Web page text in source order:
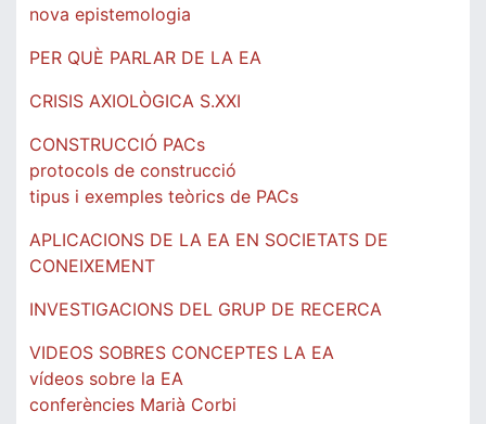
nova epistemologia
PER QUÈ PARLAR DE LA EA
CRISIS AXIOLÒGICA S.XXI
CONSTRUCCIÓ PACs
protocols de construcció
tipus i exemples teòrics de PACs
APLICACIONS DE LA EA EN SOCIETATS DE
CONEIXEMENT
INVESTIGACIONS DEL GRUP DE RECERCA
VIDEOS SOBRES CONCEPTES LA EA
vídeos sobre la EA
conferències Marià Corbi